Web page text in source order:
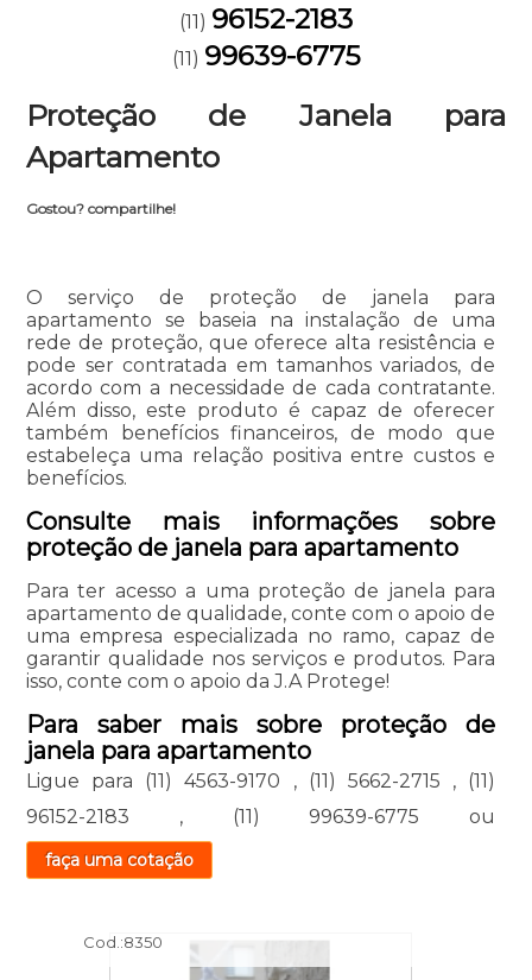
(11) 96152-2183
(11) 99639-6775
Proteção de Janela para
Apartamento
Gostou? compartilhe!
O serviço de proteção de janela para
apartamento se baseia na instalação de uma
rede de proteção, que oferece alta resistência e
pode ser contratada em tamanhos variados, de
acordo com a necessidade de cada contratante.
Além disso, este produto é capaz de oferecer
também benefícios financeiros, de modo que
estabeleça uma relação positiva entre custos e
benefícios.
Consulte mais informações sobre
proteção de janela para apartamento
Para ter acesso a uma proteção de janela para
apartamento de qualidade, conte com o apoio de
uma empresa especializada no ramo, capaz de
garantir qualidade nos serviços e produtos. Para
isso, conte com o apoio da J.A Protege!
Para saber mais sobre proteção de
janela para apartamento
Ligue para (11) 4563-9170 , (11) 5662-2715 , (11)
96152-2183 , (11) 99639-6775 ou
faça uma cotação
Cod.:8350